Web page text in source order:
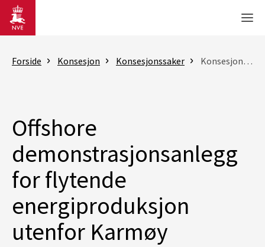
Gå til hovedinnhold
Forside Konsesjon Konsesjonssaker Konsesjonssak
Offshore
demonstrasjonsanlegg
for flytende
energiproduksjon
utenfor Karmøy